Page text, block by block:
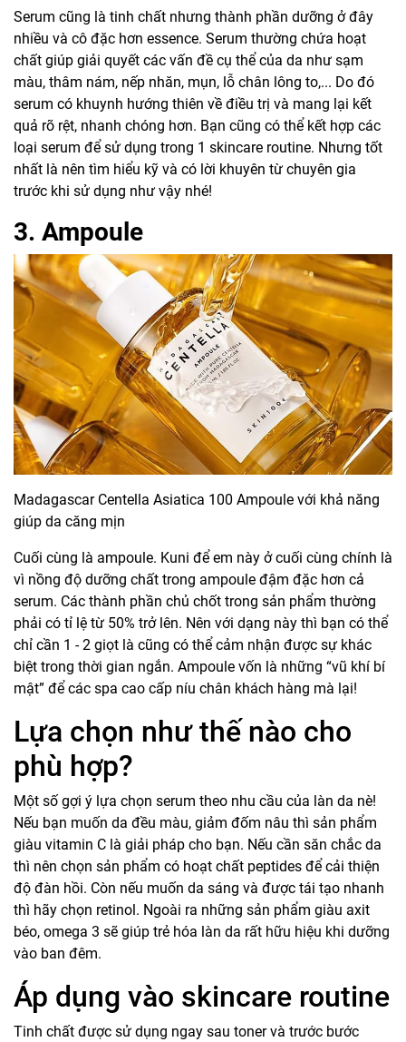
Serum cũng là tinh chất nhưng thành phần dưỡng ở đây
nhiều và cô đặc hơn essence. Serum thường chứa hoạt
chất giúp giải quyết các vấn đề cụ thể của da như sạm
màu, thâm nám, nếp nhăn, mụn, lỗ chân lông to,... Do đó
serum có khuynh hướng thiên về điều trị và mang lại kết
quả rõ rệt, nhanh chóng hơn. Bạn cũng có thể kết hợp các
loại serum để sử dụng trong 1 skincare routine. Nhưng tốt
nhất là nên tìm hiểu kỹ và có lời khuyên từ chuyên gia
trước khi sử dụng như vậy nhé!
3. Ampoule
Madagascar Centella Asiatica 100 Ampoule với khả năng
giúp da căng mịn
Cuối cùng là ampoule. Kuni để em này ở cuối cùng chính là
vì nồng độ dưỡng chất trong ampoule đậm đặc hơn cả
serum. Các thành phần chủ chốt trong sản phẩm thường
phải có tỉ lệ từ 50% trở lên. Nên với dạng này thì bạn có thể
chỉ cần 1 - 2 giọt là cũng có thể cảm nhận được sự khác
biệt trong thời gian ngắn. Ampoule vốn là những “vũ khí bí
mật” để các spa cao cấp níu chân khách hàng mà lại!
Lựa chọn như thế nào cho
phù hợp?
Một số gợi ý lựa chọn serum theo nhu cầu của làn da nè!
Nếu bạn muốn da đều màu, giảm đốm nâu thì sản phẩm
giàu vitamin C là giải pháp cho bạn. Nếu cần săn chắc da
thì nên chọn sản phẩm có hoạt chất peptides để cải thiện
độ đàn hồi. Còn nếu muốn da sáng và được tái tạo nhanh
thì hãy chọn retinol. Ngoài ra những sản phẩm giàu axit
béo, omega 3 sẽ giúp trẻ hóa làn da rất hữu hiệu khi dưỡng
vào ban đêm.
Áp dụng vào skincare routine
Tinh chất được sử dụng ngay sau tonervà trước bước